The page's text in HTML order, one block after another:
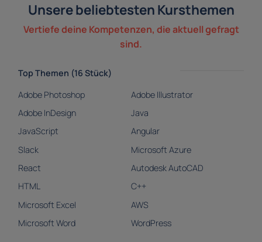
Unsere beliebtesten Kursthemen
Vertiefe deine Kompetenzen, die aktuell gefragt
sind.
Top Themen (16 Stück)
Adobe Photoshop
Adobe Illustrator
Adobe InDesign
Java
JavaScript
Angular
Slack
Microsoft Azure
React
Autodesk AutoCAD
HTML
C++
Microsoft Excel
AWS
Microsoft Word
WordPress